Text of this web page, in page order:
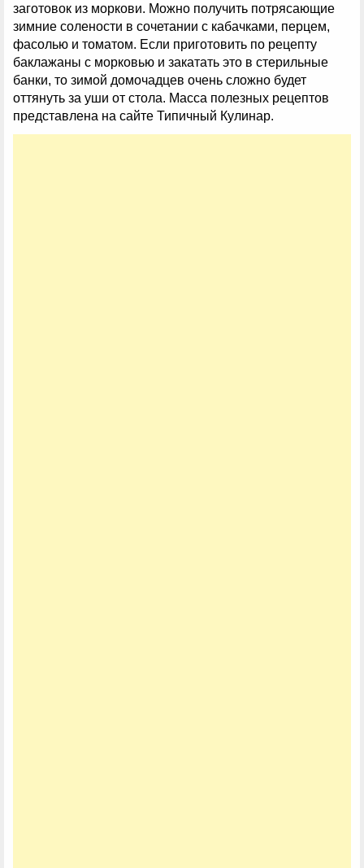
заготовок из моркови. Можно получить потрясающие
зимние солености в сочетании с кабачками, перцем,
фасолью и томатом. Если приготовить по рецепту
баклажаны с морковью и закатать это в стерильные
банки, то зимой домочадцев очень сложно будет
оттянуть за уши от стола. Масса полезных рецептов
представлена на сайте Типичный Кулинар.